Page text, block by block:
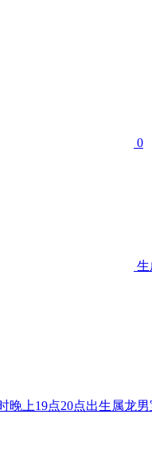
0
生
晚上19点20点出生属龙